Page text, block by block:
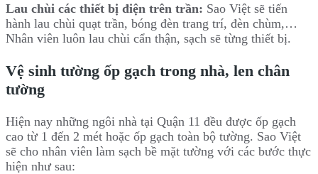
Lau chùi các thiết bị điện trên trần: Sao Việt sẽ tiến
hành lau chùi quạt trần, bóng đèn trang trí, đèn chùm,…
Nhân viên luôn lau chùi cẩn thận, sạch sẽ từng thiết bị.
Vệ sinh tường ốp gạch trong nhà, len chân
tường
Hiện nay những ngôi nhà tại Quận 11 đều được ốp gạch
cao từ 1 đến 2 mét hoặc ốp gạch toàn bộ tường. Sao Việt
sẽ cho nhân viên làm sạch bề mặt tường với các bước thực
hiện như sau: